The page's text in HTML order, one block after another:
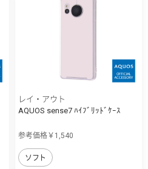
レイ・アウト
AQUOS sense7 ﾊｲﾌﾞﾘｯﾄﾞｹｰｽ
参考価格￥1,540
ソフト